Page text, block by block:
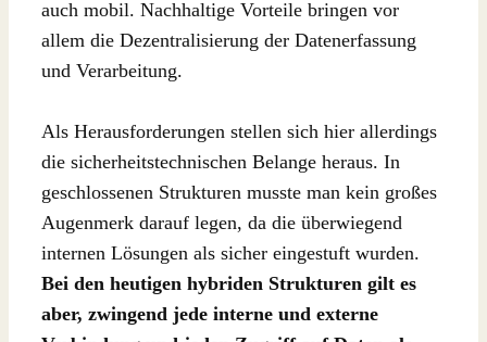
auch mobil. Nachhaltige Vorteile bringen vor
allem die Dezentralisierung der Datenerfassung
und Verarbeitung.
Als Herausforderungen stellen sich hier allerdings
die sicherheitstechnischen Belange heraus. In
geschlossenen Strukturen musste man kein großes
Augenmerk darauf legen, da die überwiegend
internen Lösungen als sicher eingestuft wurden.
Bei den heutigen hybriden Strukturen gilt es
aber, zwingend jede interne und externe